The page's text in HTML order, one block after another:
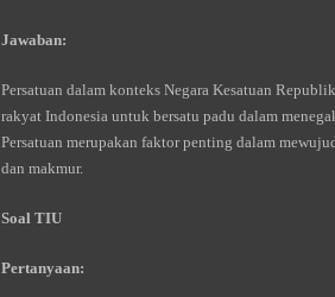
Jawaban:
Persatuan dalam konteks Negara Kesatuan
rakyat Indonesia untuk bersatu padu dalam
Persatuan merupakan faktor penting dalam
dan makmur.
Soal TIU
Pertanyaan: